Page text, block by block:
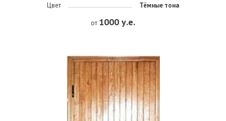
Цвет
Тёмные тона
от 1000 у.е.